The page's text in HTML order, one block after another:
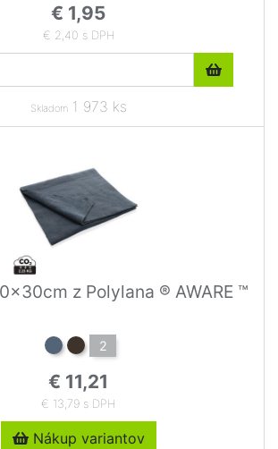
€ 1,95
€ 2,40 s DPH
Skladom1 973 ks
z Polylana ® AWARE ™
2
€ 11,21
€ 13,79 s DPH
Nákup variantov